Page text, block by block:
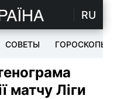
RU
СОВЕТЫ ГОРОСКОПЫ
матчу Ліги